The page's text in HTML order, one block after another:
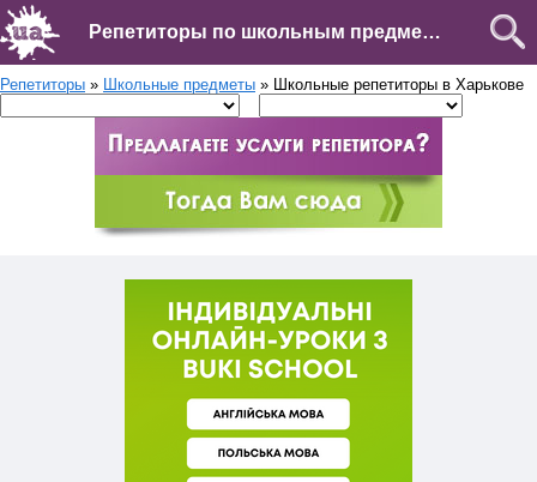
Репетиторы по школьным предметам в Харькове
Репетиторы » Школьные предметы » Школьные репетиторы в Харькове